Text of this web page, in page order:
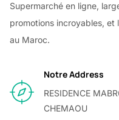
Supermarché en ligne,
promotions incroyables, et
au Maroc.
Notre Address
RESIDENCE
CHEMAOU